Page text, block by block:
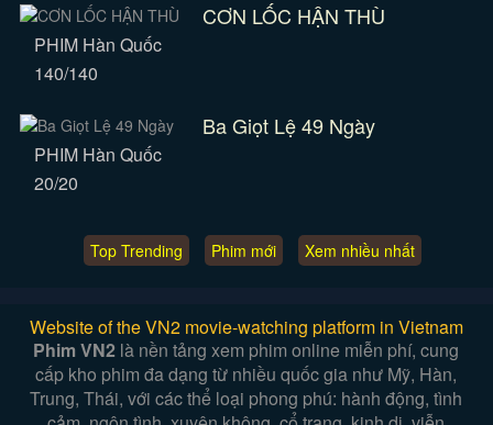
CƠN LỐC HẬN THÙ
PHIM Hàn Quốc
140/140
Ba Giọt Lệ 49 Ngày
PHIM Hàn Quốc
20/20
Top Trending Phim mới Xem nhiều nhất
Website of the VN2 movie-watching platform in Vietnam
Phim VN2 là nền tảng xem phim online miễn phí, cung
cấp kho phim đa dạng từ nhiều quốc gia như Mỹ, Hàn,
Trung, Thái, với các thể loại phong phú: hành động, tình